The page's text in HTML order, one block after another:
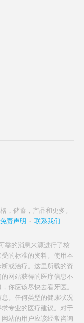
，储蓄，产品和更多。
免责声明 - 联系我们
靠的消息来源进行了核
的标准的资料。使用本
或治疗。这里所载的资
网站获得的医疗信息不
你应该尽快去看牙医。
。任何类型的健康状况
专业的医疗建议。对于
站的用户应该经常咨询